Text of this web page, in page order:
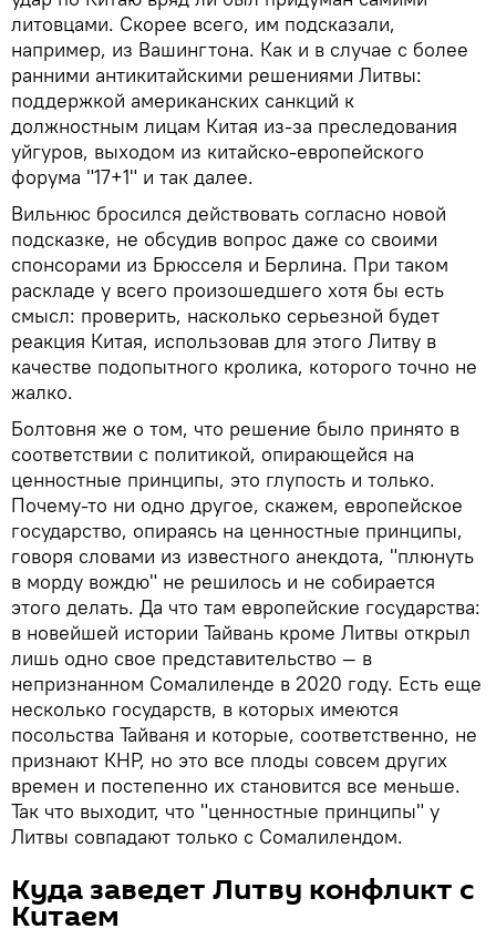
литовцами. Скорее всего, им подсказали,
например, из Вашингтона. Как и в случае с более
ранними антикитайскими решениями Литвы:
поддержкой американских санкций к
должностным лицам Китая из-за преследования
уйгуров, выходом из китайско-европейского
форума "17+1" и так далее.
Вильнюс бросился действовать согласно новой
подсказке, не обсудив вопрос даже со своими
спонсорами из Брюсселя и Берлина. При таком
раскладе у всего произошедшего хотя бы есть
смысл: проверить, насколько серьезной будет
реакция Китая, использовав для этого Литву в
качестве подопытного кролика, которого точно не
жалко.
Болтовня же о том, что решение было принято в
соответствии с политикой, опирающейся на
ценностные принципы, это глупость и только.
Почему-то ни одно другое, скажем, европейское
государство, опираясь на ценностные принципы,
говоря словами из известного анекдота, "плюнуть
в морду вождю" не решилось и не собирается
этого делать. Да что там европейские государства:
в новейшей истории Тайвань кроме Литвы открыл
лишь одно свое представительство — в
непризнанном Сомалиленде в 2020 году. Есть еще
несколько государств, в которых имеются
посольства Тайваня и которые, соответственно, не
признают КНР, но это все плоды совсем других
времен и постепенно их становится все меньше.
Так что выходит, что "ценностные принципы" у
Литвы совпадают только с Сомалилендом.
Куда заведет Литву конфликт с
Китаем